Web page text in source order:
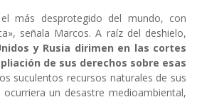
más desprotegido del mundo, con
señala Marcos. A raíz del deshielo,
y Rusia dirimen en las cortes
de sus derechos sobre esas
suculentos recursos naturales de sus
un desastre medioambiental,